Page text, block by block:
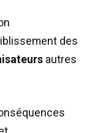
des
autres